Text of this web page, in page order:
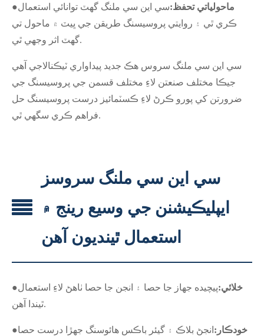
● ماحولياتي تحفظ:سي اين سي ملنگ گهٽ توانائي استعمال
ڪري ٿي ۽ روايتي پروسيسنگ طريقن جي ڀيٽ ۾ ماحول تي
گهٽ اثر وجهي ٿي.
سي اين سي ملنگ سروس هڪ جديد پيداواري ٽيڪنالاجي آهي
جيڪا مختلف صنعتن لاءِ مختلف قسمن جي پروسيسنگ جي
ضرورتن کي پورو ڪرڻ لاءِ ڪسٽمائيز درست پروسيسنگ حل
فراهم ڪري سگهي ٿي.
سي اين سي ملنگ سروسز
ايپليڪيشنن جي وسيع رينج ۾
استعمال ٿينديون آهن
● خلائي:پيچيده جهاز جا حصا ۽ انجن جا حصا ٺاهڻ لاءِ استعمال
ٿيندا آهن.
● خودڪار: انجڻ بلاڪ ۽ گيئر باڪس هائوسنگ جهڙا درست حصا